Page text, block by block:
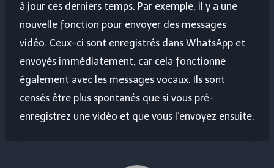
à jour ces derniers temps. Par exemple, il y a une
nouvelle fonction pour envoyer des messages
vidéo. Ceux-ci sont enregistrés dans WhatsApp et
envoyés immédiatement, car cela fonctionne
également avec les messages vocaux. Ils sont
censés être plus spontanés que si vous pré-
enregistrez une vidéo et que vous l’envoyez ensuite.